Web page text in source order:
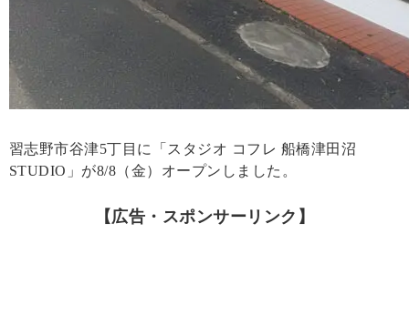
習志野市谷津5丁目に「スタジオ コフレ 船橋津田沼
STUDIO」が8/8（金）オープンしました。
【広告・スポンサーリンク】